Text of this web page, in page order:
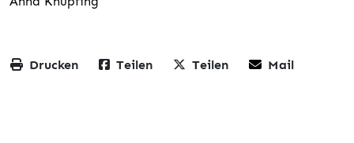
Drucken Teilen Teilen Mail